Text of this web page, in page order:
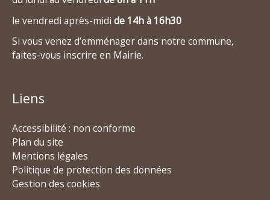
le vendredi après-midi de 14h à 16h30
Si vous venez d’emménager dans notre commune,
faites-vous inscrire en Mairie.
Liens
Accessibilité : non conforme
Plan du site
Mentions légales
Politique de protection des données
Gestion des cookies